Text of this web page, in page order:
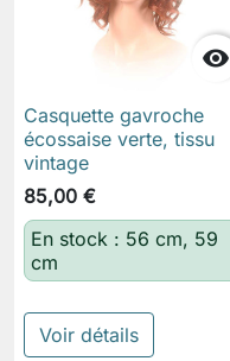

Casquette gavroche
écossaise verte, tissu
vintage
85,00 €
En stock : 56 cm, 59
cm
Voir détails